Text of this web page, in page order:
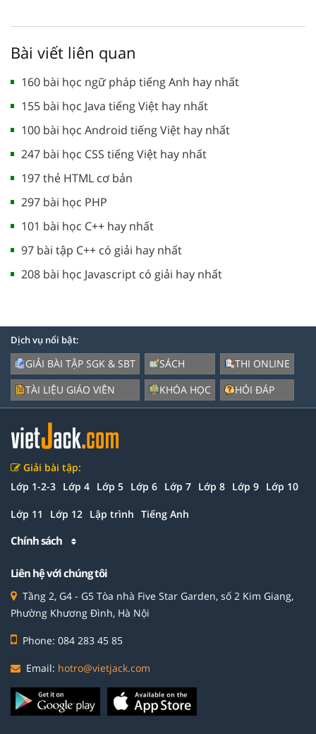
Bài viết liên quan
160 bài học ngữ pháp tiếng Anh hay nhất
155 bài học Java tiếng Việt hay nhất
100 bài học Android tiếng Việt hay nhất
247 bài học CSS tiếng Việt hay nhất
197 thẻ HTML cơ bản
297 bài học PHP
101 bài học C++ hay nhất
97 bài tập C++ có giải hay nhất
208 bài học Javascript có giải hay nhất
Dịch vụ nổi bật:
GIẢI BÀI TẬP SGK & SBT
TÀI LIỆU GIÁO VIÊN
SÁCH
KHÓA HỌC
THI ONLINE
HỎI ĐÁP
Giải bài tập:
Lớp 1-2-3 Lớp 4 Lớp 5 Lớp 6 Lớp 7 Lớp 8 Lớp 9 Lớp 10
Lớp 11 Lớp 12 Lập trình Tiếng Anh
Chính sách
Liên hệ với chúng tôi
Tầng 2, G4 - G5 Tòa nhà Five Star Garden, số 2 Kim Giang,
Phường Khương Đình, Hà Nội
Phone: 084 283 45 85
Email: hotro@vietjack.com